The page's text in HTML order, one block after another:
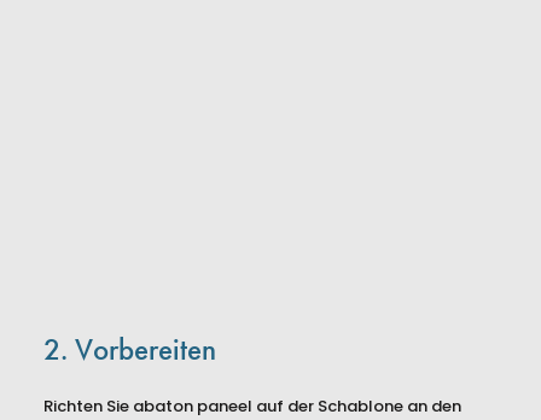
2. Vorbereiten
Richten Sie abaton paneel auf der Schablone an den